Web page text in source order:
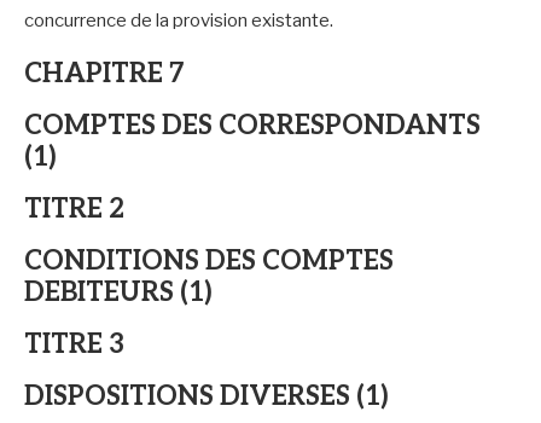
concurrence de la provision existante.
CHAPITRE 7
COMPTES DES CORRESPONDANTS
(1)
TITRE 2
CONDITIONS DES COMPTES
DEBITEURS (1)
TITRE 3
DISPOSITIONS DIVERSES (1)